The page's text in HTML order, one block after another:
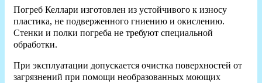
Погреб Келлари изготовлен из устойчивого к износу
пластика, не подверженного гниению и окислению.
Стенки и полки погреба не требуют специальной
обработки.
При эксплуатации допускается очистка поверхностей от
загрязнений при помощи необразованных моющих